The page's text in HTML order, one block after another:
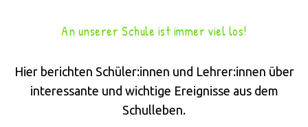
An unserer Schule ist immer viel los!
Hier berichten Schüler:innen und Lehrer:innen über
interessante und wichtige Ereignisse aus dem
Schulleben.